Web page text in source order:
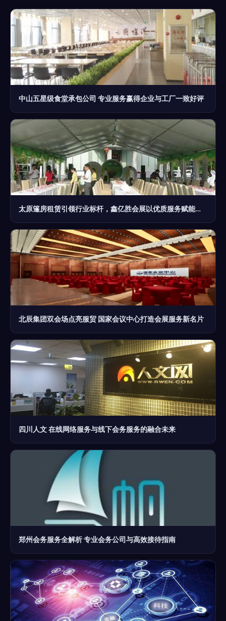
中山五星级食堂承包公司 专业服务赢得企业与工厂一致好评
太原篷房租赁引领行业标杆，鑫亿胜会展以优质服务赋能车展盛会
北辰集团双会场点亮服贸 国家会议中心打造会展服务新名片
四川人文 在线网络服务与线下会务服务的融合未来
郑州会务服务全解析 专业会务公司与高效接待指南